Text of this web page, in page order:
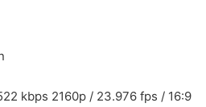
kbps 2160p / 23.976 fps / 16:9